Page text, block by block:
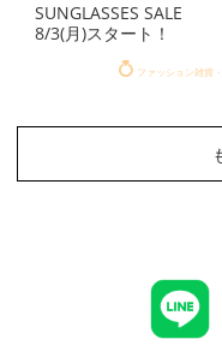
SUNGLASSES SALE
8/3(月)スタート！
ファッション雑貨